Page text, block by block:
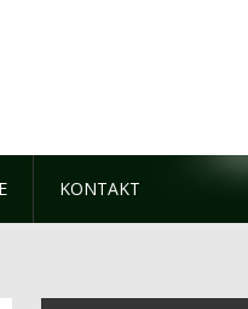
KONTAKT